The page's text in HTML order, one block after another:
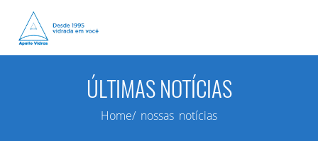
ÚLTIMAS NOTÍCIAS
Home/ nossas notícias